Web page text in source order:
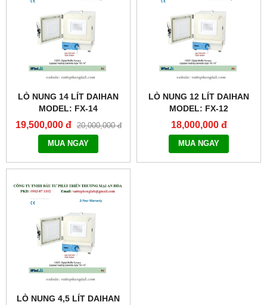
LÒ NUNG 14 LÍT DAIHAN
MODEL: FX-14
19,500,000 đ 20,000,000 đ
MUA NGAY
LÒ NUNG 12 LÍT DAIHAN
MODEL: FX-12
18,000,000 đ
MUA NGAY
LÒ NUNG 4,5 LÍT DAIHAN